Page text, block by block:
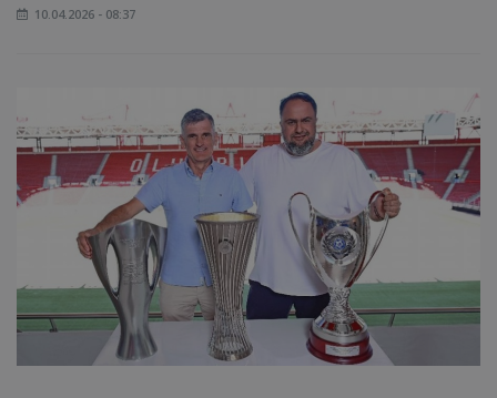
10.04.2026 - 08:37